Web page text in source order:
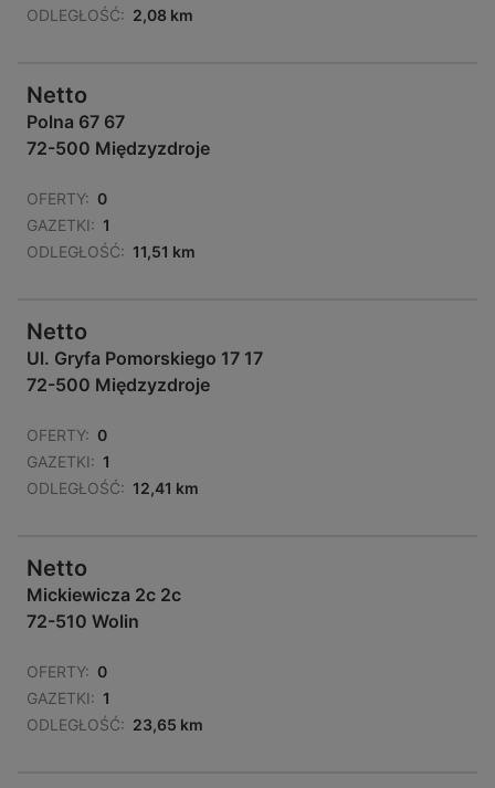
ODLEGŁOŚĆ: 2,08 km
Netto
Polna 67 67
72-500 Międzyzdroje
OFERTY: 0
GAZETKI: 1
ODLEGŁOŚĆ: 11,51 km
Netto
Ul. Gryfa Pomorskiego 17 17
72-500 Międzyzdroje
OFERTY: 0
GAZETKI: 1
ODLEGŁOŚĆ: 12,41 km
Netto
Mickiewicza 2c 2c
72-510 Wolin
OFERTY: 0
GAZETKI: 1
ODLEGŁOŚĆ: 23,65 km